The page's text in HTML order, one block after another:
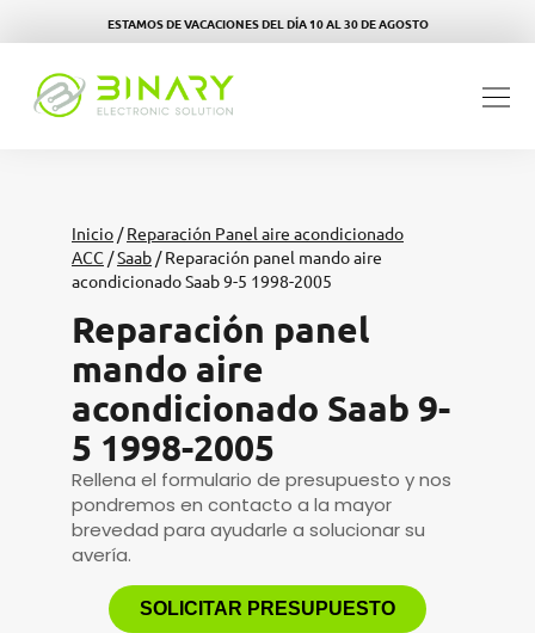
ESTAMOS DE VACACIONES DEL DÍA 10 AL 30 DE AGOSTO
Inicio /Reparación Panel aire acondicionado
ACC /Saab / Reparación panel mando aire
acondicionado Saab 9-5 1998-2005
Reparación panel
mando aire
acondicionado Saab 9-
5 1998-2005
Rellena el formulario de presupuesto y nos
pondremos en contacto a la mayor
brevedad para ayudarle a solucionar su
avería.
SOLICITAR PRESUPUESTO